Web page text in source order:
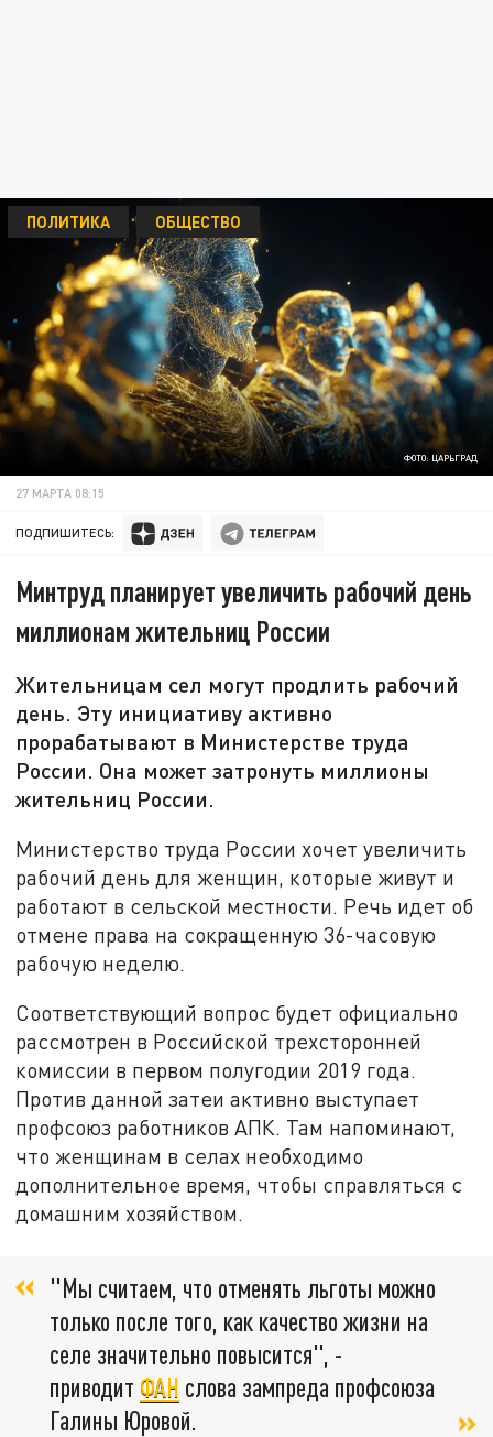
ФОТО: ЦАРЬГРАД
ПОЛИТИКА ОБЩЕСТВО
27 МАРТА 08:15
ПОДПИШИТЕСЬ:
Минтруд планирует увеличить рабочий день
миллионам жительниц России
Жительницам сел могут продлить рабочий
день. Эту инициативу активно
прорабатывают в Министерстве труда
России. Она может затронуть миллионы
жительниц России.
Министерство труда России хочет увеличить
рабочий день для женщин, которые живут и
работают в сельской местности. Речь идет об
отмене права на сокращенную 36-часовую
рабочую неделю.
Соответствующий вопрос будет официально
рассмотрен в Российской трехсторонней
комиссии в первом полугодии 2019 года.
Против данной затеи активно выступает
профсоюз работников АПК. Там напоминают,
что женщинам в селах необходимо
дополнительное время, чтобы справляться с
домашним хозяйством.
"Мы считаем, что отменять льготы можно
только после того, как качество жизни на
селе значительно повысится", -
приводит ФАН слова зампреда профсоюза
Галины Юровой.